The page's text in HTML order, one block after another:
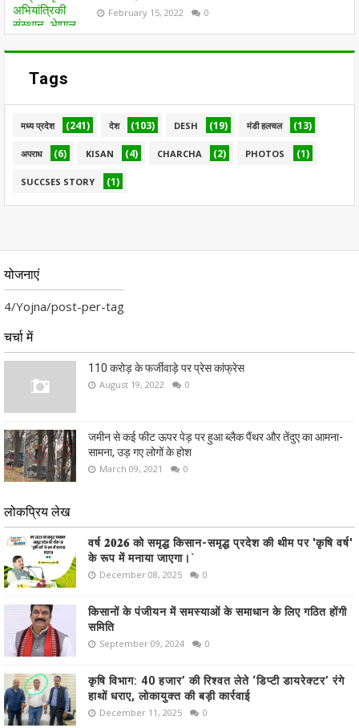
February 15, 2022 0
Tags
मध्य प्रदेश (241) देश (103) DESH (19) मंडी हलचल (13)
अपराध (6) KISAN (4) CHARCHA (2) PHOTOS (1)
SUCCSES STORY (1)
योजनाएं
4/Yojna/post-per-tag
चर्चा में
110 करोड़ के फर्जीवाड़े पर प्रेस कांफ्रेस
August 19, 2022 0
जमीन से कई फीट ऊपर पेड़ पर हुआ ब्लैक पैंथर और तेंदुए का आमना-
सामना, उड़ गए लोगों के होश
March 09, 2021 0
लोकप्रिय लेख
वर्ष 𝟐𝟎𝟐𝟔 को समृद्ध किसान-समृद्ध प्रदेश की थीम पर 'कृषि वर्ष'
के रूप में मनाया जाएगा।`
December 08, 2025 0
किसानों के पंजीयन में समस्याओं के समाधान के लिए गठित होंगी
समिति
September 09, 2024 0
कृषि विभाग: 40 हजार’ की रिश्वत लेते ‘डिप्टी डायरेक्टर’ रंगे
हाथों धराए, लोकायुक्त की बड़ी कार्रवाई
December 11, 2025 0